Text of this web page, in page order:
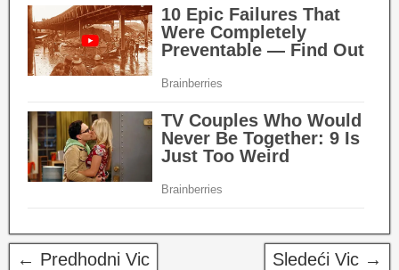
← Predhodni Vic Sledeći Vic →